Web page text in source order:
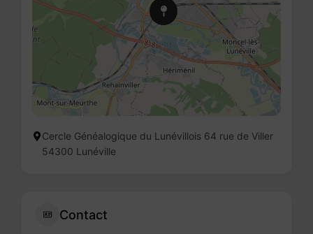
Cercle Généalogique du Lunévillois 64 rue de Viller
54300 Lunéville
Contact